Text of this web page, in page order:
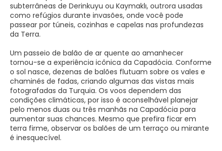
subterrâneas de Derinkuyu ou Kaymaklı, outrora usadas
como refúgios durante invasões, onde você pode
passear por túneis, cozinhas e capelas nas profundezas
da Terra.
Um passeio de balão de ar quente ao amanhecer
tornou-se a experiência icônica da Capadócia. Conforme
o sol nasce, dezenas de balões flutuam sobre os vales e
chaminés de fadas, criando algumas das vistas mais
fotografadas da Turquia. Os voos dependem das
condições climáticas, por isso é aconselhável planejar
pelo menos duas ou três manhãs na Capadócia para
aumentar suas chances. Mesmo que prefira ficar em
terra firme, observar os balões de um terraço ou mirante
é inesquecível.